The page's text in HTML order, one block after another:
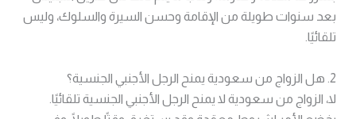
بعد سنوات طويلة من الإقامة وحسن السيرة والسلوك، وليس
تلقائيًا.
2. هل الزواج من سعودية يمنح الرجل الأجنبي الجنسية؟
لا، الزواج من سعودية لا يمنح الرجل الأجنبي الجنسية تلقائيًا.